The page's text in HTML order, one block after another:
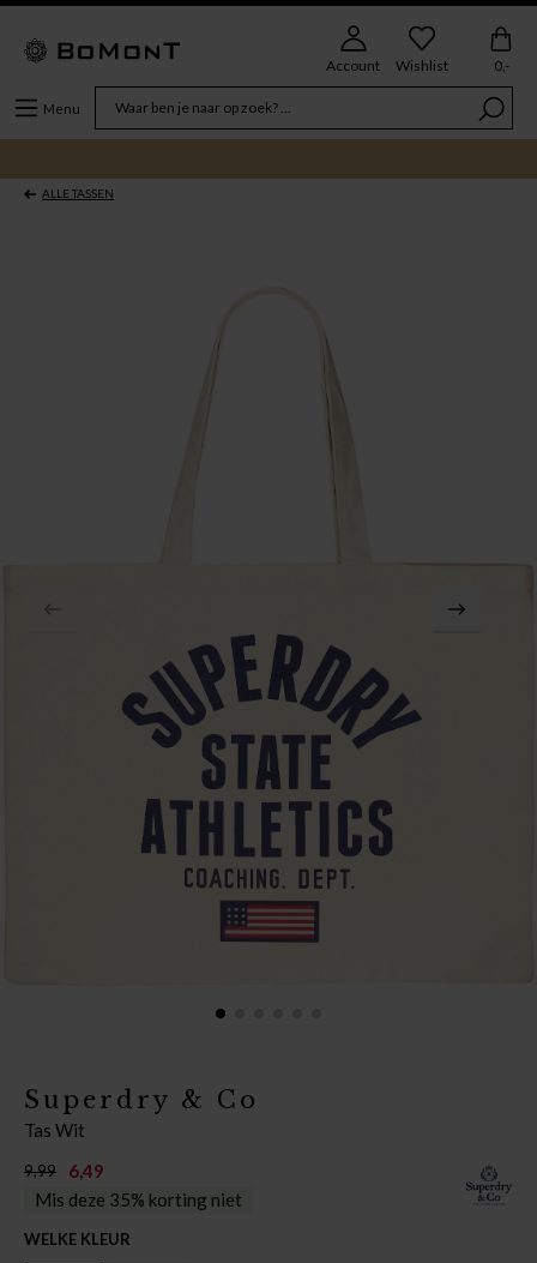
Menu
Account Wishlist 0,-
ALLE TASSEN
Superdry & Co
Tas Wit
9,99
6,49
Mis deze 35% korting niet
WELKE KLEUR